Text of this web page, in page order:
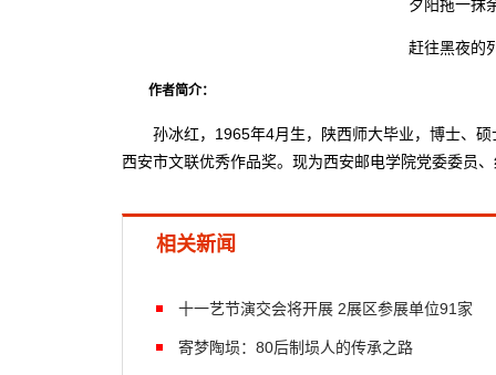
夕阳拖一抹
赶往黑夜的
作者简介：
孙冰红，1965年4月生，陕西师大毕业，博士、硕
西安市文联优秀作品奖。现为西安邮电学院党委委员
相关新闻
十一艺节演交会将开展 2展区参展单位91家
寄梦陶埙：80后制埙人的传承之路